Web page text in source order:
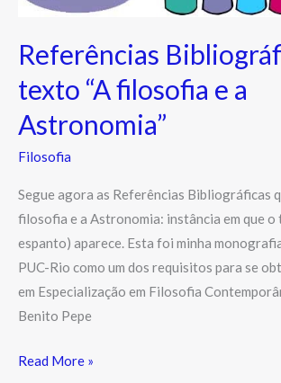
Referências
texto “A filosofia e a
Astronomia”
Filosofia
Segue agora as Referências Bibliográficas
filosofia e a Astronomia: instância em que o
espanto) aparece. Esta foi minha
PUC-Rio como um dos requisitos para se
em Especialização em Filosofia
Benito Pepe
Astronomia”
Read More »